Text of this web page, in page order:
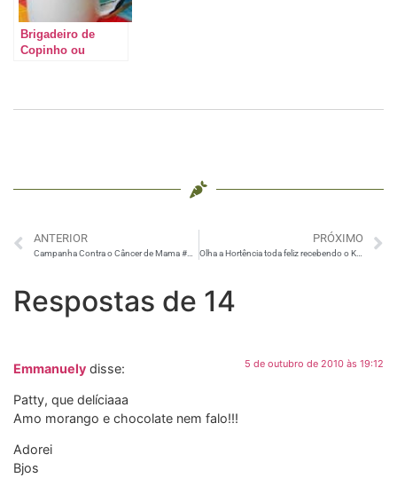
Brigadeiro de
Copinho ou
ANTERIOR PRÓXIMO
Olha a Hortência toda feliz recebendo o Kit Ovomaltine Forever do #sorteio
Respostas de 14
Emmanuely disse: 5 de outubro de 2010 às 19:12
Patty, que delíciaaa
Amo morango e chocolate nem falo!!!
Adorei
Bjos